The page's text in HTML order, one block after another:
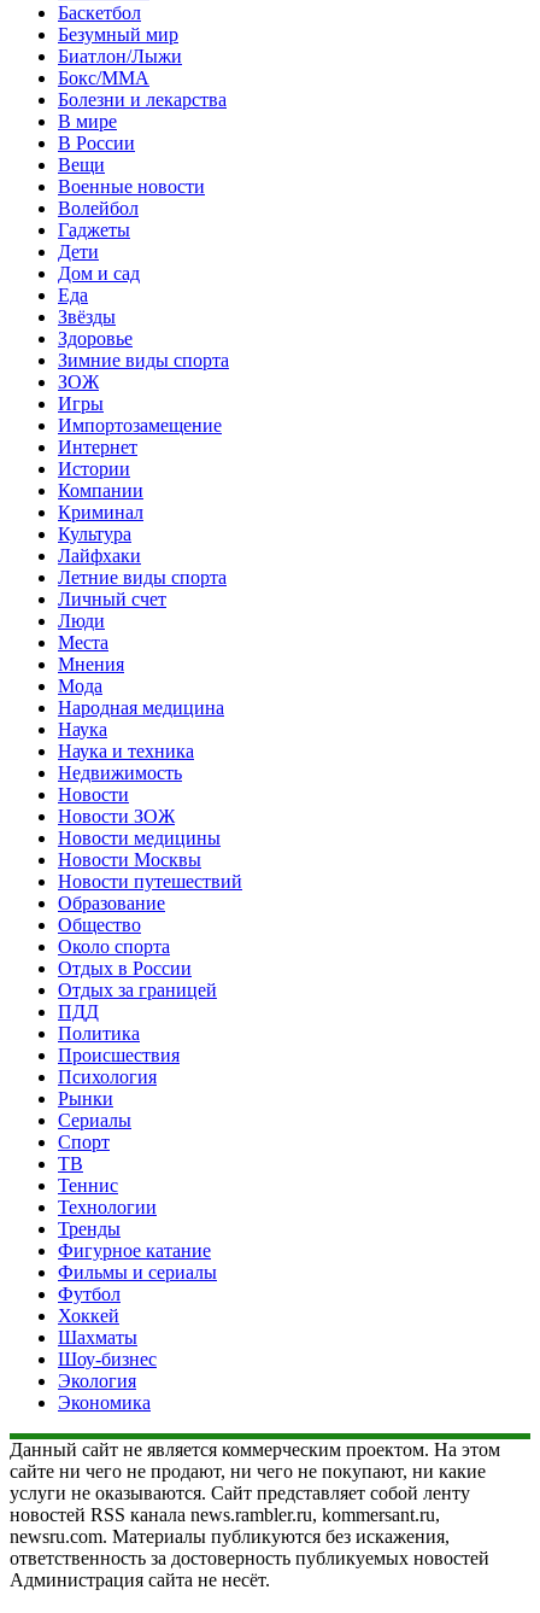
Баскетбол
Безумный мир
Биатлон/Лыжи
Бокс/MMA
Болезни и лекарства
В мире
В России
Вещи
Военные новости
Волейбол
Гаджеты
Дети
Дом и сад
Еда
Звёзды
Здоровье
Зимние виды спорта
ЗОЖ
Игры
Импортозамещение
Интернет
Истории
Компании
Криминал
Культура
Лайфхаки
Летние виды спорта
Личный счет
Люди
Места
Мнения
Мода
Народная медицина
Наука
Наука и техника
Недвижимость
Новости
Новости ЗОЖ
Новости медицины
Новости Москвы
Новости путешествий
Образование
Общество
Около спорта
Отдых в России
Отдых за границей
ПДД
Политика
Происшествия
Психология
Рынки
Сериалы
Спорт
ТВ
Теннис
Технологии
Тренды
Фигурное катание
Фильмы и сериалы
Футбол
Хоккей
Шахматы
Шоу-бизнес
Экология
Экономика
Данный сайт не является коммерческим проектом. На этом
сайте ни чего не продают, ни чего не покупают, ни какие
услуги не оказываются. Сайт представляет собой ленту
новостей RSS канала news.rambler.ru, kommersant.ru,
newsru.com. Материалы публикуются без искажения,
ответственность за достоверность публикуемых новостей
Администрация сайта не несёт.